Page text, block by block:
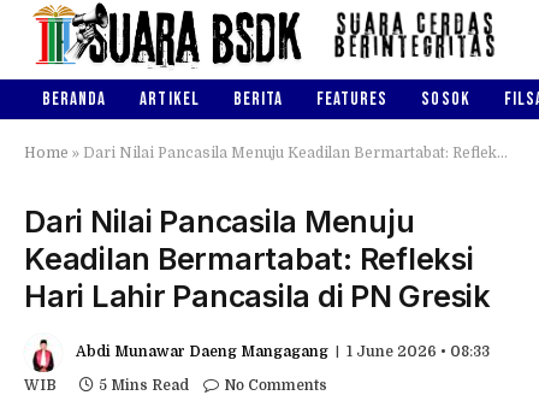
BERANDA ARTIKEL BERITA FEATURES SOSOK
Home » Dari Nilai Pancasila Menuju Keadilan Bermartabat: Refleksi Hari Lahir Pancasila di PN Gresik
Dari Nilai Pancasila Menuju
Keadilan Bermartabat: Refleksi
Hari Lahir Pancasila di PN Gresik
Abdi Munawar Daeng Mangagang
1 June 2026 • 08:33
WIB
5 Mins Read No Comments